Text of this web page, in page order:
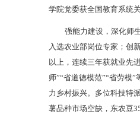
学院党委获全国教育系统
强能力建设，深化师
入选农业部岗位专家；创
以上，连续三年获就业先
师”“省道德模范”“省劳模
力乡村振兴。多位科技特
薯品种市场空缺，东农豆